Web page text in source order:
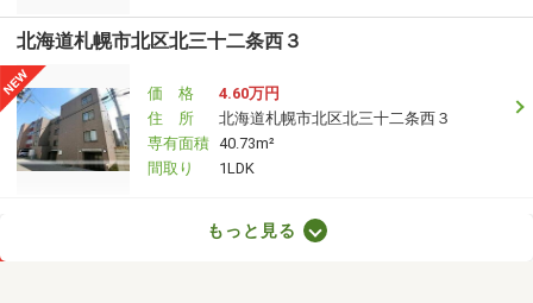
北海道札幌市北区北三十二条西３
価 格
4.60万円
住 所
北海道札幌市北区北三十二条西３
専有面積 40.73m²
間取り
1LDK
北海道札幌市白石区南郷通６丁目北
もっと見る